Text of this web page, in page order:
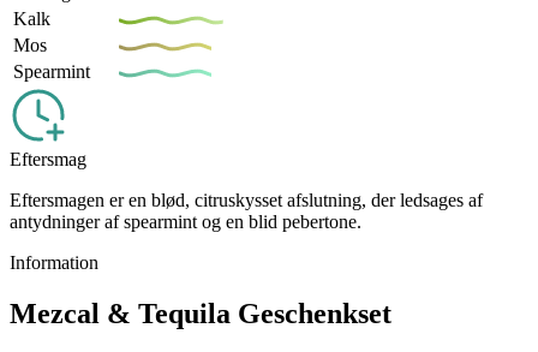
Kalk
Mos
Spearmint
Eftersmag
Eftersmagen er en blød, citruskysset afslutning, der ledsages af
antydninger af spearmint og en blid pebertone.
Information
Mezcal & Tequila Geschenkset